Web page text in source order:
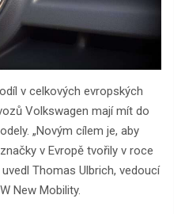
v celkových evropských
Volkswagen mají mít do
„Novým cílem je, aby
v Evropě tvořily v roce
Thomas Ulbrich, vedoucí
New Mobility.